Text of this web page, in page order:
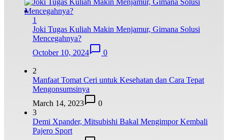
1
Joki Tugas Kuliah Makin Menjamur, Gimana Solusi
Mencegahnya?
October 10, 2024
0
2
Manfaat Tomat Ceri untuk Kesehatan dan Cara Tepat
Mengonsumsinya
March 14, 2023
0
3
Demi Xpander, Mitsubishi Bakal Mengimpor Kembali
Pajero Sport